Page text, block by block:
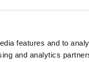
features and to
and analytics